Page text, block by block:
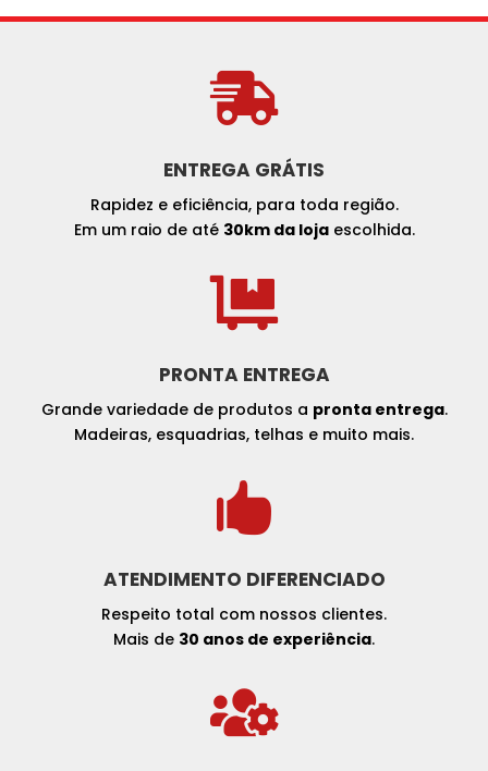

ENTREGA GRÁTIS
Rapidez e eficiência, para toda região.
Em um raio de até 30km da lojaescolhida.

PRONTA ENTREGA
Grande variedade de produtos a pronta entrega.
Madeiras, esquadrias, telhas e muito mais.

ATENDIMENTO DIFERENCIADO
Respeito total com nossos clientes.
Mais de 30 anos de experiência.
